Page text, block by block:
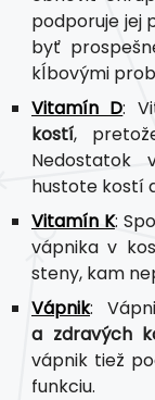
podporuje jej
byť
kĺbovými
Vitamín D:
kostí,
Nedostatok
hustote kostí
Vitamín K:
vápnika v
steny, kam
Vápnik:
a zdravých
vápnik tiež
funkciu.